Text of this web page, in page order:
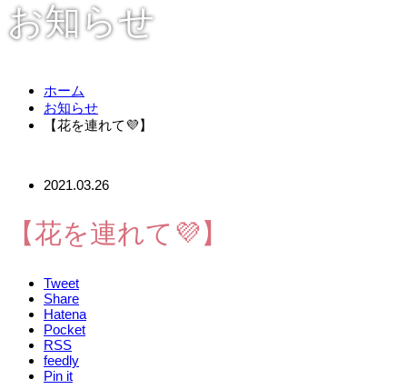
お知らせ
ホーム
お知らせ
【花を連れて💜】
2021.03.26
【花を連れて💜】
Tweet
Share
Hatena
Pocket
RSS
feedly
Pin it